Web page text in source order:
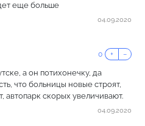
еще больше
04.09.2020
0 + −
а он потихонечку, да
что больницы новые строят,
автопарк скорых увеличивают.
04.09.2020